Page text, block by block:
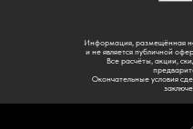
Информация, размещённая
и не является публичной
Все расчёты, акции,
Окончательные условия